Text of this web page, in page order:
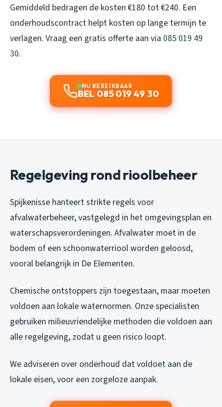
Gemiddeld bedragen de kosten €180 tot €240. Een
onderhoudscontract helpt kosten op lange termijn te
verlagen. Vraag een gratis offerte aan via 085 019 49
30.
NU BEREIKBAAR
BEL 085 019 49 30
Regelgeving rond rioolbeheer
Spijkenisse hanteert strikte regels voor
afvalwaterbeheer, vastgelegd in het omgevingsplan en
waterschapsverordeningen. Afvalwater moet in de
bodem of een schoonwaterriool worden geloosd,
vooral belangrijk in De Elementen.
Chemische ontstoppers zijn toegestaan, maar moeten
voldoen aan lokale waternormen. Onze specialisten
gebruiken milieuvriendelijke methoden die voldoen aan
alle regelgeving, zodat u geen risico loopt.
We adviseren over onderhoud dat voldoet aan de
lokale eisen, voor een zorgeloze aanpak.